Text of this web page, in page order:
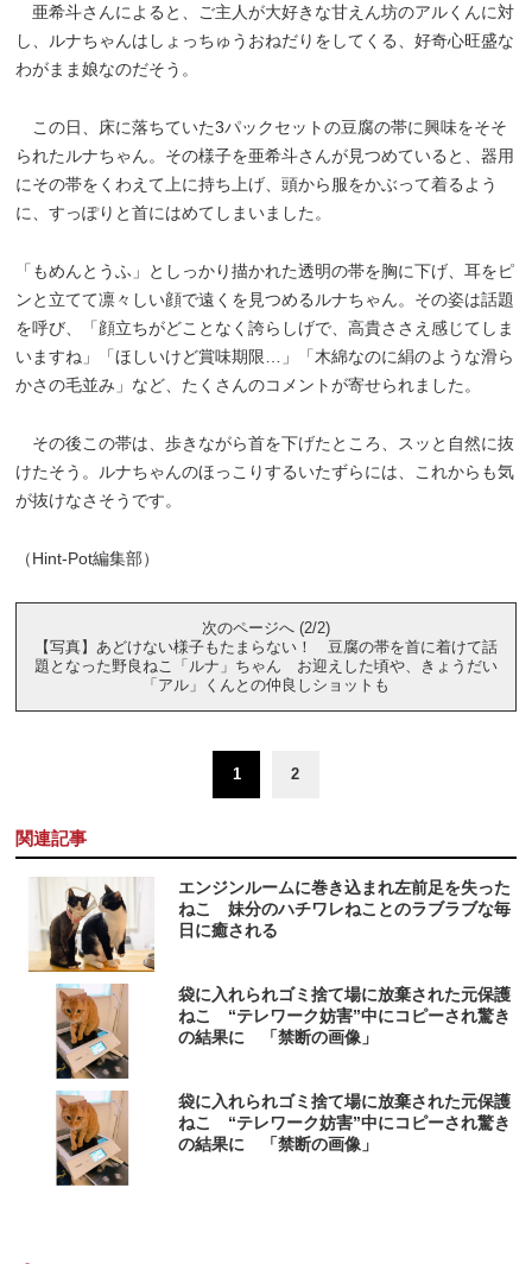
亜希斗さんによると、ご主人が大好きな甘えん坊のアルくんに対
し、ルナちゃんはしょっちゅうおねだりをしてくる、好奇心旺盛な
わがまま娘なのだそう。
この日、床に落ちていた3パックセットの豆腐の帯に興味をそそ
られたルナちゃん。その様子を亜希斗さんが見つめていると、器用
にその帯をくわえて上に持ち上げ、頭から服をかぶって着るよう
に、すっぽりと首にはめてしまいました。
「もめんとうふ」としっかり描かれた透明の帯を胸に下げ、耳をピ
ンと立てて凛々しい顔で遠くを見つめるルナちゃん。その姿は話題
を呼び、「顔立ちがどことなく誇らしげで、高貴ささえ感じてしま
いますね」「ほしいけど賞味期限…」「木綿なのに絹のような滑ら
かさの毛並み」など、たくさんのコメントが寄せられました。
その後この帯は、歩きながら首を下げたところ、スッと自然に抜
けたそう。ルナちゃんのほっこりするいたずらには、これからも気
が抜けなさそうです。
（Hint-Pot編集部）
次のページへ (2/2)
【写真】あどけない様子もたまらない！ 豆腐の帯を首に着けて話
題となった野良ねこ「ルナ」ちゃん お迎えした頃や、きょうだい
「アル」くんとの仲良しショットも
1 2
関連記事
エンジンルームに巻き込まれ左前足を失った
ねこ 妹分のハチワレねことのラブラブな毎
日に癒される
袋に入れられゴミ捨て場に放棄された元保護
ねこ “テレワーク妨害”中にコピーされ驚き
の結果に 「禁断の画像」
袋に入れられゴミ捨て場に放棄された元保護
ねこ “テレワーク妨害”中にコピーされ驚き
の結果に 「禁断の画像」